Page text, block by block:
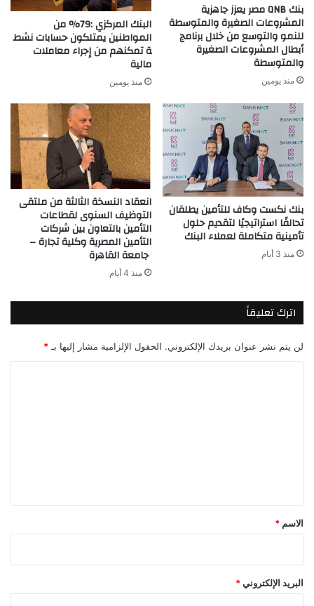
بنك QNB مصر يعزز جاهزية
المشروعات الصغيرة والمتوسطة
للنمو والتوسع من خلال برنامج
أبطال المشروعات الصغيرة
والمتوسطة
منذ يومين
البنك المركزي :79% من
المواطنين يمتلكون حسابات نشط
ة تمكنهم من إجراء معاملات
مالية
منذ يومين
بنك نكست وكاف للتأمين يطلقان
تحالفًا استراتيجيًا لتقديم حلول
تأمينية متكاملة لعملاء البنك
منذ 3 أيام
انعقاد النسخة الثالثة من ملتقى
التوظيف السنوى لقطاعات
التأمين بالتعاون بين شركات
التأمين المصرية وكلية تجارة –
جامعة القاهرة
منذ 4 أيام
اترك تعليقاً
لن يتم نشر عنوان بريدك الإلكتروني. الحقول الإلزامية مشار إليها بـ *
*
الاسم *
البريد الإلكتروني *